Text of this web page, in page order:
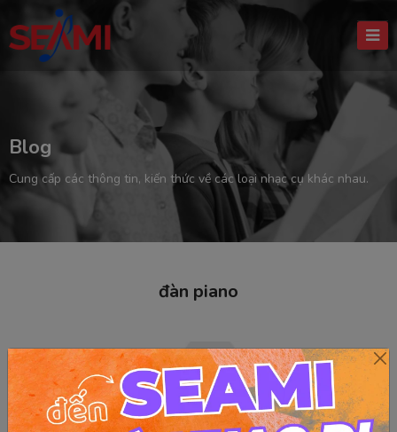
Blog
Cung cấp các thông tin, kiến thức về các loại nhạc cụ khác nhau.
đàn piano